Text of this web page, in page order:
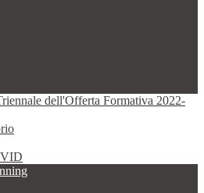
dell'Offerta Formativa 2022-